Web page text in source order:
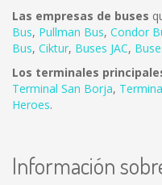
Las empresas de buses
Bus, Pullman Bus, Condor
Bus, Ciktur, Buses JAC,
Los terminales
Terminal San Borja,
Heroes.
Información